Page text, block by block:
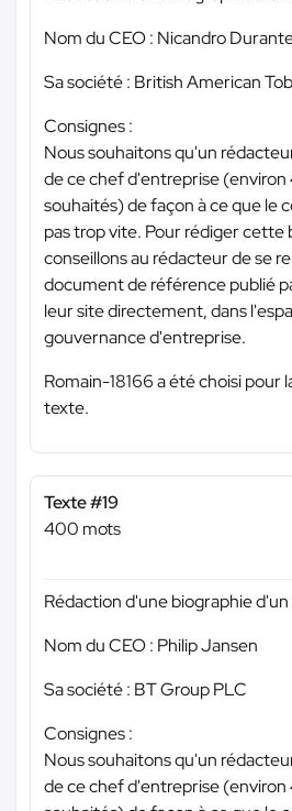
Nom du CEO : Nicandro
Sa société : British American
Consignes :
Nous souhaitons qu'un
de ce chef d'entreprise
souhaités) de façon à ce que le
pas trop vite. Pour rédiger cette
conseillons au rédacteur de se
document de référence publié
leur site directement, dans
gouvernance d'entreprise.
Romain-18166 a été choisi pour
texte.
Texte #19
400 mots
Rédaction d'une biographie
Nom du CEO : Philip Jansen
Sa société : BT Group PLC
Consignes :
Nous souhaitons qu'un
de ce chef d'entreprise